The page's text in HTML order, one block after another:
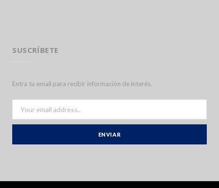
SUSCRÍBETE
Entra tu email para recibir información de interés.